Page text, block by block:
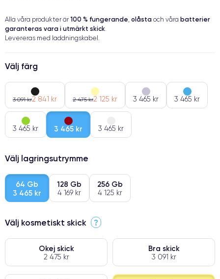
Alla våra produkter är 100 % fungerande, olåsta och våra batterier
garanteras vara i utmärkt skick.
Levereras med laddningskabel.
Välj färg
3 091 kr2 841 kr 2 475 kr2 125 kr 3 465 kr 3 465 kr
3 465 kr 3 465 kr 3 465 kr
Välj lagringsutrymme
64 Gb
3 465 kr
128 Gb
4 169 kr
256 Gb
4 125 kr
Välj kosmetiskt skick ?
Okej skick
2 475 kr
Bra skick
3 091 kr